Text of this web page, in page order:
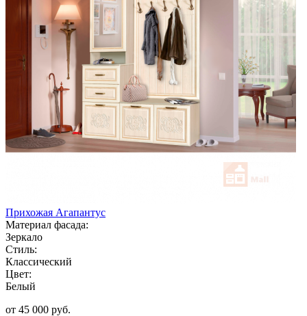
Прихожая Агапантус
Материал фасада:
Зеркало
Стиль:
Классический
Цвет:
Белый
от 45 000 руб.